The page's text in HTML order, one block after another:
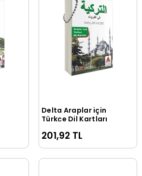
Sepete Ekle
Delta Araplar için
Türkçe Dil Kartları
201,92 TL